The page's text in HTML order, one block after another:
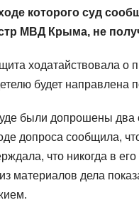
которого суд
МВД Крыма, не
ходатайствовала о
будет направлена
были допрошены
допроса сообщила,
что никогда в
материалов дела